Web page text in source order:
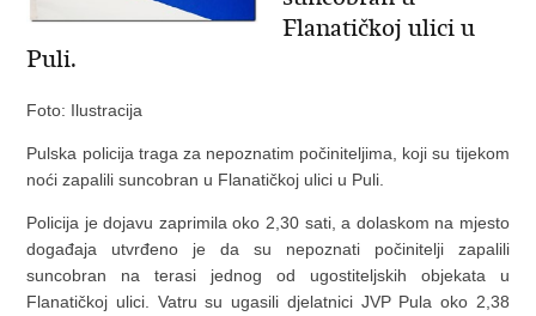
Flanatičkoj ulici u
Puli.
Foto: Ilustracija
Pulska policija traga za nepoznatim počiniteljima, koji su tijekom
noći zapalili suncobran u Flanatičkoj ulici u Puli.
Policija je dojavu zaprimila oko 2,30 sati, a dolaskom na mjesto
događaja utvrđeno je da su nepoznati počinitelji zapalili
suncobran na terasi jednog od ugostiteljskih objekata u
Flanatičkoj ulici. Vatru su ugasili djelatnici JVP Pula oko 2,38